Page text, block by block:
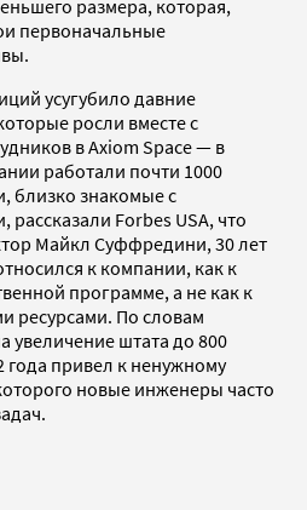
размера, которая,
первоначальные
усугубило давние
росли вместе с
в Axiom Space — в
работали почти 1000
близко знакомые с
Forbes USA, что
Майкл Суффредини, 30 лет
к компании, как к
программе, а не как к
ресурсами. По словам
увеличение штата до 800
года привел к ненужному
новые инженеры часто